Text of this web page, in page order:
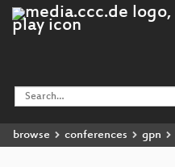
browse conferences gpn